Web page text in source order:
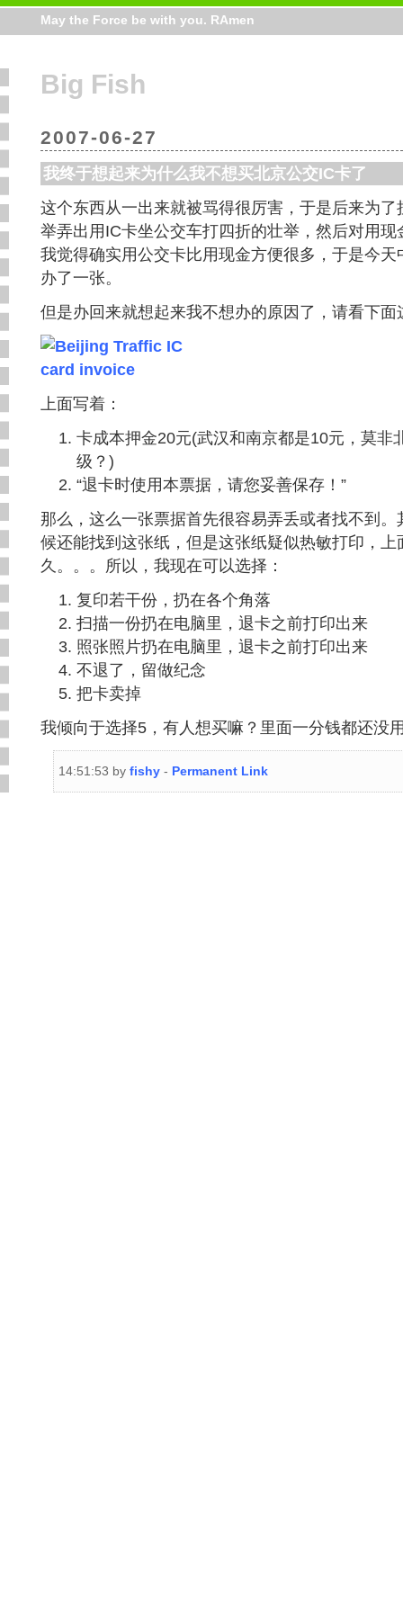
Big Fish
2007-06-27
我终于想起来为什么我不想买北京公交IC卡了
这个东西从一出来就被骂得很厉害，于是后来为
举弄出用IC卡坐公交车打四折的壮举，然后对用
我觉得确实用公交卡比用现金方便很多，于是今
办了一张。
但是办回来就想起来我不想办的原因了，请看下面
上面写着：
卡成本押金20元(武汉和南京都是10元，莫非
级？)
“退卡时使用本票据，请您妥善保存！”
那么，这么一张票据首先很容易弄丢或者找不到
候还能找到这张纸，但是这张纸疑似热敏打印，
久。。。所以，我现在可以选择：
复印若干份，扔在各个角落
扫描一份扔在电脑里，退卡之前打印出来
照张照片扔在电脑里，退卡之前打印出来
不退了，留做纪念
把卡卖掉
我倾向于选择5，有人想买嘛？里面一分钱都还没
14:51:53 byfishy - Permanent Link
May the Force be with you. RAmen